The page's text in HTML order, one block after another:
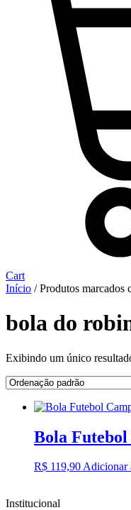
Cart
Início / Produtos marcados
bola do
Exibindo um único
Bola Futebol
R$ 119,90Adicionar
Institucional